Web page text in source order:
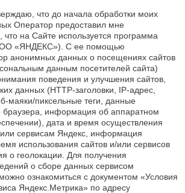
Ярославль
что до начала обработки моих
Оператор предоставил мне
на Сайте используется программа
«ЯНДЕКС»). С ее помощью
анонимных данных о посещениях сайтов
данным посетителей сайта)
поведения и улучшения сайтов,
данных (HTTP-заголовки, IP-адрес,
маяки/пиксельные теги, данные
браузера, информация об аппаратном
дата и время осуществления
или сервисам Яндекс, информация
использования сайтов и/или сервисов
о геолокации. Для получения
о сборе данных сервисом
ознакомиться с документом «Условия
Яндекс.Метрика» по адресу